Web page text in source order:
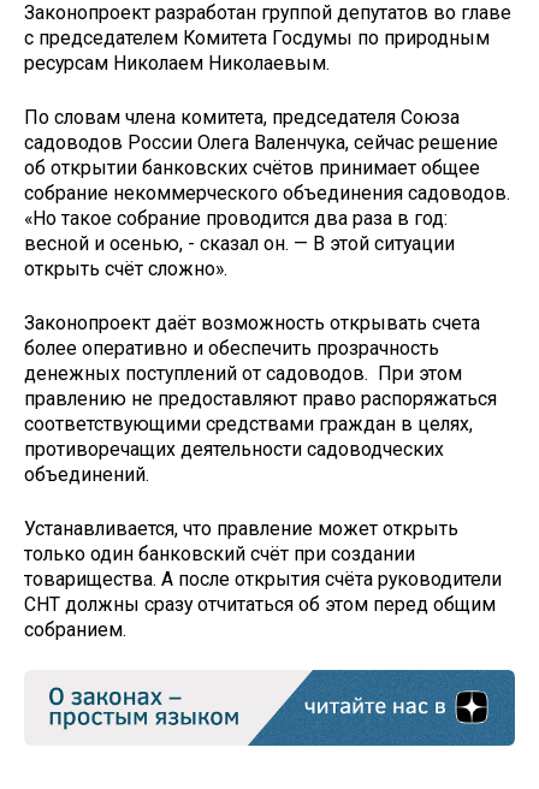
Законопроект разработан группой депутатов во главе
с председателем Комитета Госдумы по природным
ресурсам Николаем Николаевым.
По словам члена комитета, председателя Союза
садоводов России Олега Валенчука, сейчас решение
об открытии банковских счётов принимает общее
собрание некоммерческого объединения садоводов.
«Но такое собрание проводится два раза в год:
весной и осенью, - сказал он. — В этой ситуации
открыть счёт сложно».
Законопроект даёт возможность открывать счета
более оперативно и обеспечить прозрачность
денежных поступлений от садоводов. При этом
правлению не предоставляют право распоряжаться
соответствующими средствами граждан в целях,
противоречащих деятельности садоводческих
объединений.
Устанавливается, что правление может открыть
только один банковский счёт при создании
товарищества. А после открытия счёта руководители
СНТ должны сразу отчитаться об этом перед общим
собранием.